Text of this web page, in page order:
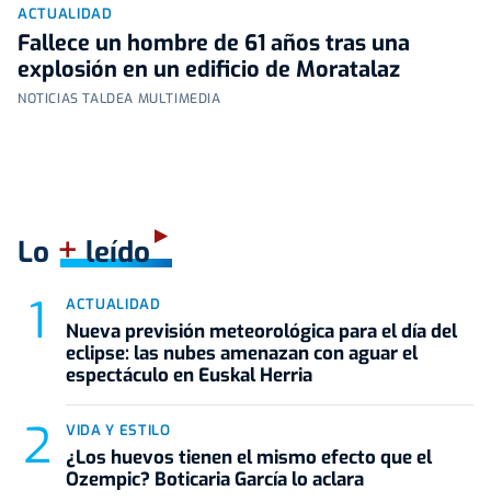
ACTUALIDAD
Fallece un hombre de 61 años tras una
explosión en un edificio de Moratalaz
NOTICIAS TALDEA MULTIMEDIA
Lo +leído
ACTUALIDAD
Nueva previsión meteorológica para el día del
eclipse: las nubes amenazan con aguar el
espectáculo en Euskal Herria
VIDA Y ESTILO
¿Los huevos tienen el mismo efecto que el
Ozempic? Boticaria García lo aclara